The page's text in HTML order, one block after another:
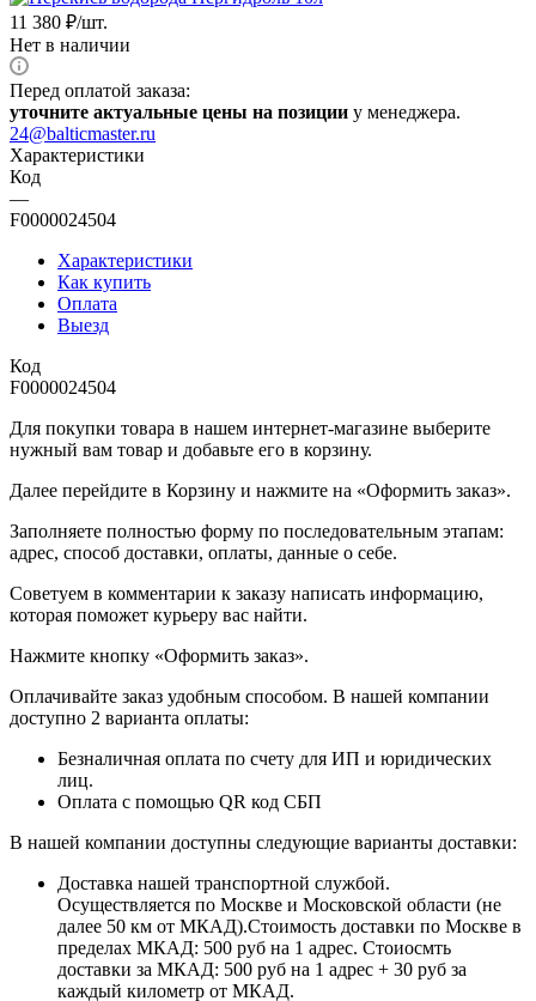
11 380 ₽/шт.
Нет в наличии
Перед оплатой заказа:
уточните актуальные цены на позиции у менеджера.
24@balticmaster.ru
Характеристики
Код
—
F0000024504
Характеристики
Как купить
Оплата
Выезд
Код
F0000024504
Для покупки товара в нашем интернет-магазине выберите
нужный вам товар и добавьте его в корзину.
Далее перейдите в Корзину и нажмите на «Оформить заказ».
​​​​​​​Заполняете полностью форму по последовательным этапам:
адрес, способ доставки, оплаты, данные о себе.
​​​​​​​Советуем в комментарии к заказу написать информацию,
которая поможет курьеру вас найти.
​​​​​​​Нажмите кнопку «Оформить заказ».
Оплачивайте заказ удобным способом. В нашей компании
доступно 2 варианта оплаты:
Безналичная оплата по счету для ИП и юридических
лиц.
Оплата с помощью QR код СБП
В нашей компании доступны следующие варианты доставки:
Доставка нашей транспортной службой.
Осуществляется по Москве и Московской области (не
далее 50 км от МКАД).Стоимость доставки по Москве в
пределах МКАД: 500 руб на 1 адрес. Стоиосмть
доставки за МКАД: 500 руб на 1 адрес + 30 руб за
каждый километр от МКАД.